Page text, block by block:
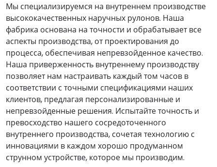
Мы специализируемся на внутреннем производстве
высококачественных наручных рулонов. Наша
фабрика основана на точности и обрабатывает все
аспекты производства, от проектирования до
процесса, обеспечивая непревзойденное качество.
Наша приверженность внутреннему производству
позволяет нам настраивать каждый том часов в
соответствии с точными спецификациями наших
клиентов, предлагая персонализированные и
непревзойденные решения. Испытайте точность и
превосходство нашего сосредоточенного
внутреннего производства, сочетая технологию с
инновациями в каждом хорошо продуманном
струнном устройстве, которое мы производим.